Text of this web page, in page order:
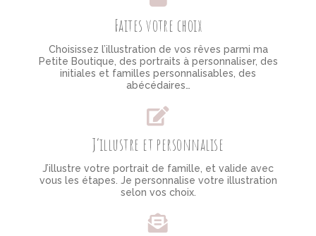
Faites votre choix
Choisissez l’illustration de vos rêves parmi ma
Petite Boutique, des portraits à personnaliser, des
initiales et familles personnalisables, des
abécédaires…
J’illustre et personnalise
J’illustre votre portrait de famille, et valide avec
vous les étapes. Je personnalise votre illustration
selon vos choix.